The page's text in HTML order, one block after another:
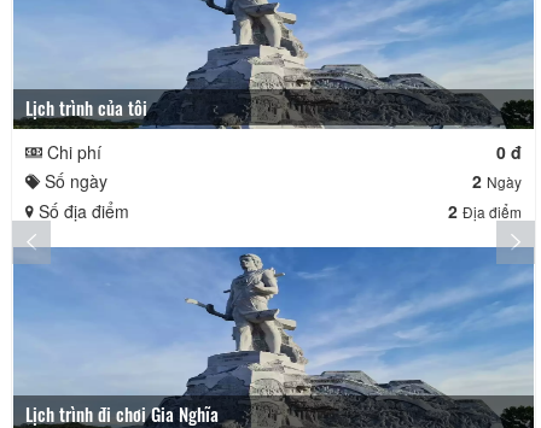
Lịch trình của tôi
Chi phí
0 đ
Số ngày
2 Ngày
Số địa điểm 2 Địa điểm
Lịch trình đi chơi Gia Nghĩa